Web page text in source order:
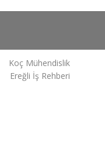
Koç Mühendislik
Ereğli İş Rehberi